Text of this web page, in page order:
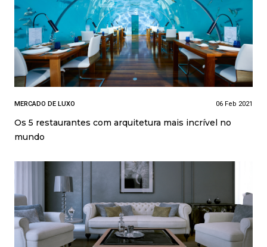
MERCADO DE LUXO 06 Feb 2021
Os 5 restaurantes com arquitetura mais incrível no
mundo